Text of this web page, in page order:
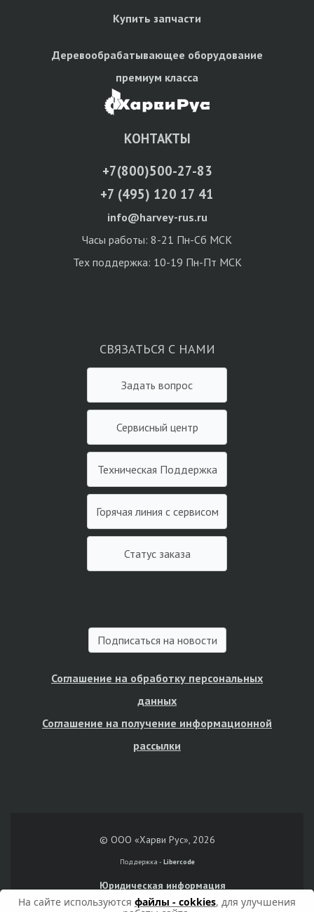
Купить запчасти
Деревообрабатывающее оборудование
премиум класса
КОНТАКТЫ
+7(800)500-27-83
+7 (495) 120 17 41
info@harvey-rus.ru
Часы работы: 8-21 Пн-Сб МСК
Тех поддержка: 10-19 Пн-Пт МСК
СВЯЗАТЬСЯ С НАМИ
Задать вопрос
Сервисный центр
Техническая Поддержка
Горячая линия с сервисом
Статус заказа
Подписаться на новости
Соглашение на обработку персональных
данных
Соглашение на получение информационной
рассылки
© ООО «Харви Рус», 2026
Поддержка - Libercode
Юридическая информация
На сайте используются файлы - cokkies, для улучшения